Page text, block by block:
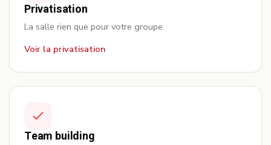
Privatisation
La salle rien que pour votre groupe.
Voir la privatisation
Team building